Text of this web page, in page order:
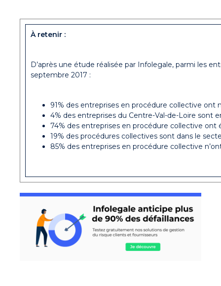
À retenir :
D’après une étude réalisée par Infolegale, parmi les
septembre 2017 :
91% des entreprises en procédure collective ont
4% des entreprises du Centre-Val-de-Loire sont
74% des entreprises en procédure collective ont
19% des procédures collectives sont dans le
85% des entreprises en procédure collective